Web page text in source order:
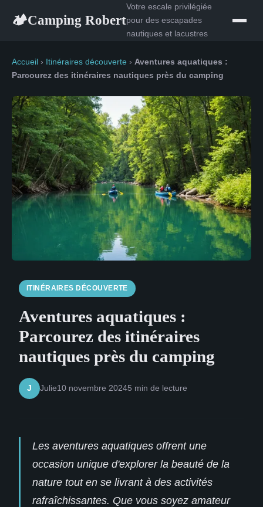
🏕Camping Robert
Votre escale privilégiée
pour des escapades
nautiques et lacustres
Accueil › Itinéraires découverte › Aventures aquatiques :
Parcourez des itinéraires nautiques près du camping
ITINÉRAIRES DÉCOUVERTE
Aventures aquatiques :
Parcourez des itinéraires
nautiques près du camping
J Julie10 novembre 20245 min de lecture
Les aventures aquatiques offrent une
occasion unique d'explorer la beauté de la
nature tout en se livrant à des activités
rafraîchissantes. Que vous soyez amateur